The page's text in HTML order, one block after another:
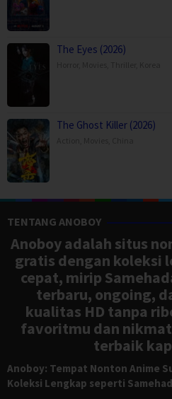
The Eyes (2026)
The Ghost Killer (2026)
TENTANG ANOBOY
Anoboy adalah situs
gratis dengan koleksi
cepat, mirip
terbaru, ongoing,
kualitas HD tanpa
favoritmu dan
terbaik
Anoboy: Tempat Nonton Anime
Koleksi Lengkap seperti